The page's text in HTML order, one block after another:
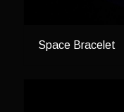
Space Bracelet